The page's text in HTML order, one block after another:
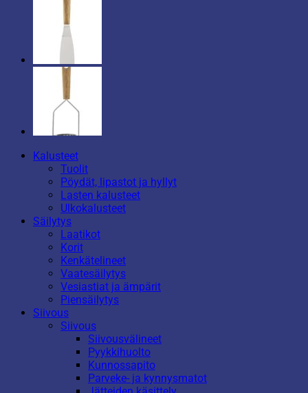
Kalusteet
Tuolit
Pöydät, lipastot ja hyllyt
Lasten kalusteet
Ulkokalusteet
Säilytys
Laatikot
Korit
Kenkätelineet
Vaatesäilytys
Vesiastiat ja ämpärit
Piensäilytys
Siivous
Siivous
Siivousvälineet
Pyykkihuolto
Kunnossapito
Parveke- ja kynnysmatot